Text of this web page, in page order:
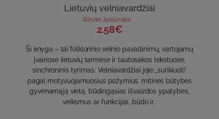
Lietuvių velniavardžiai
Birutė Jasiūnaitė
2.58€
Ši knyga – tai folklorinio velnio pavadinimų, vartojamų
įvairiose lietuvių tarmėse ir tautosakos tekstuose,
sinchroninis tyrimas. Velniavardžiai joje „surikiuoti“
pagal motyvuojamuosius požymius: mitinės būtybės
gyvenamąją vietą, būdingąsias išvaizdos ypatybes,
veiksmus ar funkcijas, būdo ir..